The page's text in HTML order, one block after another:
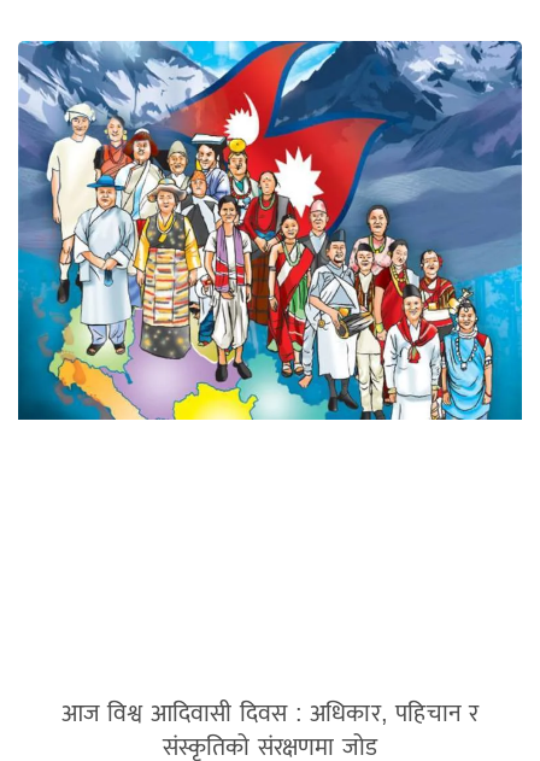
आज विश्व आदिवासी दिवस : अधिकार, पहिचान र
संस्कृतिको संरक्षणमा जोड